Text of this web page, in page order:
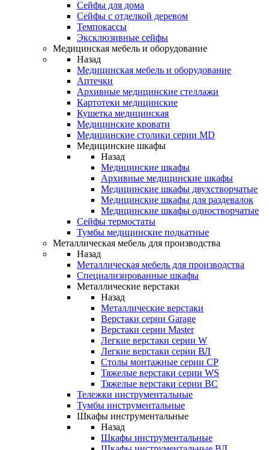
Сейфы для дома
Сейфы с отделкой деревом
Темпокассы
Эксклюзивные сейфы
Медицинская мебель и оборудование
Назад
Медицинская мебель и оборудование
Аптечки
Архивные медицинские стеллажи
Картотеки медицинские
Кушетка медицинская
Медицинские кровати
Медицинские столики серии MD
Медицинские шкафы
Назад
Медицинские шкафы
Архивные медицинские шкафы
Медицинские шкафы двухстворчатые
Медицинские шкафы для раздевалок
Медицинские шкафы одностворчатые
Сейфы термостаты
Тумбы медицинские подкатные
Металлическая мебель для производства
Назад
Металлическая мебель для производства
Cпециализированные шкафы
Металлические верстаки
Назад
Металлические верстаки
Верстаки серии Garage
Верстаки серии Master
Легкие верстаки серии W
Легкие верстаки серии ВЛ
Столы монтажные серии СР
Тяжелые верстаки серии WS
Тяжелые верстаки серии ВС
Тележки инструментальные
Тумбы инструментальные
Шкафы инструментальные
Назад
Шкафы инструментальные